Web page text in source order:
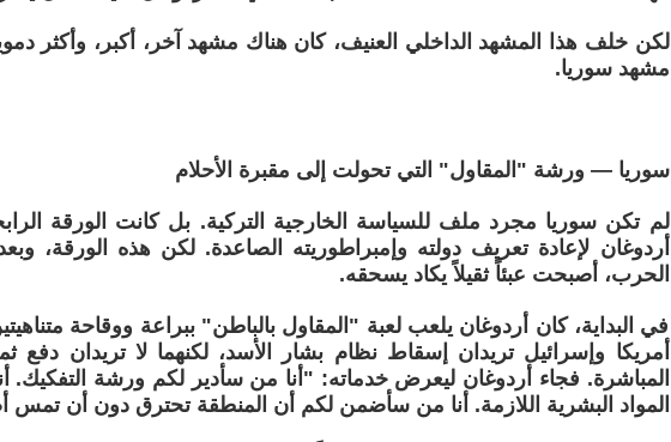
لكن خلف هذا المشهد الداخلي العنيف، كان هناك مشهد آخر، أكبر، وأكثر
مشهد سوريا.
سوريا — ورشة "المقاول" التي تحولت إلى مقبرة الأحلام
لم تكن سوريا مجرد ملف للسياسة الخارجية التركية. بل كانت الورقة
أردوغان لإعادة تعريف دولته وإمبراطوريته الصاعدة. لكن هذه الورقة،
الحرب، أصبحت عبئاً ثقيلاً يكاد يسحقه.
في البداية، كان أردوغان يلعب لعبة "المقاول بالباطن" ببراعة ووقاحة
أمريكا وإسرائيل تريدان إسقاط نظام بشار الأسد، لكنهما لا تريدان دفع
المباشرة. فجاء أردوغان ليعرض خدماته: "أنا من سأدير لكم ورشة التفكيك.
المواد البشرية اللازمة. أنا من سأضمن لكم أن المنطقة تحترق دون أن تمس